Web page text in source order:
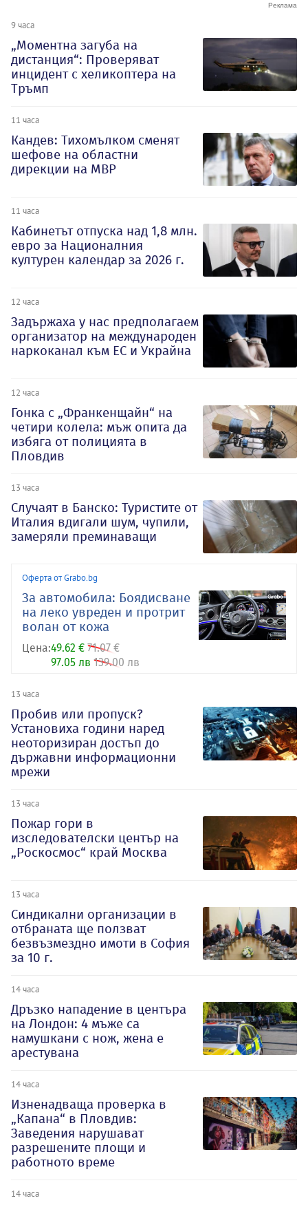
9 часа
„Моментна загуба на
дистанция“: Проверяват
инцидент с хеликоптера на
Тръмп
11 часа
Кандев: Тихомълком сменят
шефове на областни
дирекции на МВР
11 часа
Кабинетът отпуска над 1,8 млн.
евро за Националния
културен календар за 2026 г.
12 часа
Задържаха у нас предполагаем
организатор на международен
наркоканал към ЕС и Украйна
12 часа
Гонка с „Франкенщайн“ на
четири колела: мъж опита да
избяга от полицията в
Пловдив
13 часа
Случаят в Банско: Туристите от
Италия вдигали шум, чупили,
замеряли преминаващи
Оферта от Grabo.bg
За автомобила: Боядисване
на леко увреден и протрит
волан от кожа
Цена:49.62 € 71.07 €
97.05 лв 139.00 лв
13 часа
Пробив или пропуск?
Установиха години наред
неоторизиран достъп до
държавни информационни
мрежи
13 часа
Пожар гори в
изследователски център на
„Роскосмос“ край Москва
13 часа
Синдикални организации в
отбраната ще ползват
безвъзмездно имоти в София
за 10 г.
14 часа
Дръзко нападение в центъра
на Лондон: 4 мъже са
намушкани с нож, жена е
арестувана
14 часа
Изненадваща проверка в
„Капана“ в Пловдив:
Заведения нарушават
разрешените площи и
работното време
14 часа